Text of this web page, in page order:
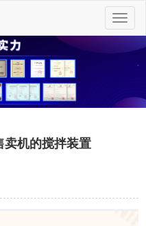
切
换
卖机的搅拌装置